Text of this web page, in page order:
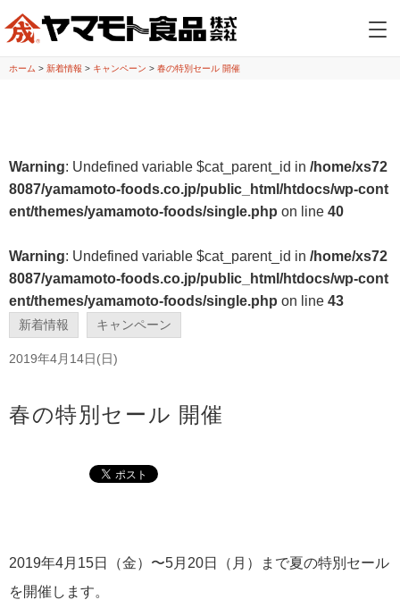
ホーム > 新着情報 > キャンペーン > 春の特別セール 開催
Warning: Undefined variable $cat_parent_id in /home/xs72
8087/yamamoto-foods.co.jp/public_html/htdocs/wp-cont
ent/themes/yamamoto-foods/single.php on line 40
Warning: Undefined variable $cat_parent_id in /home/xs72
8087/yamamoto-foods.co.jp/public_html/htdocs/wp-cont
ent/themes/yamamoto-foods/single.php on line 43
新着情報 キャンペーン
2019年4月14日(日)
春の特別セール 開催
2019年4月15日（金）〜5月20日（月）まで夏の特別セール
を開催します。